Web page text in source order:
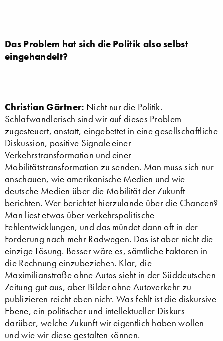
Das Problem hat sich die Politik also selbst
eingehandelt?
Christian Gärtner: Nicht nur die Politik.
Schlafwandlerisch sind wir auf dieses Problem
zugesteuert, anstatt, eingebettet in eine gesellschaftliche
Diskussion, positive Signale einer
Verkehrstransformation und einer
Mobilitätstransformation zu senden. Man muss sich nur
anschauen, wie amerikanische Medien und wie
deutsche Medien über die Mobilität der Zukunft
berichten. Wer berichtet hierzulande über die Chancen?
Man liest etwas über verkehrspolitische
Fehlentwicklungen, und das mündet dann oft in der
Forderung nach mehr Radwegen. Das ist aber nicht die
einzige Lösung. Besser wäre es, sämtliche Faktoren in
die Rechnung einzubeziehen. Klar, die
Maximilianstraße ohne Autos sieht in der Süddeutschen
Zeitung gut aus, aber Bilder ohne Autoverkehr zu
publizieren reicht eben nicht. Was fehlt ist die diskursive
Ebene, ein politischer und intellektueller Diskurs
darüber, welche Zukunft wir eigentlich haben wollen
und wie wir diese gestalten können.